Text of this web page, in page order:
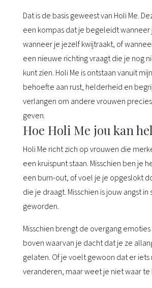
Dat is de basis geweest van Holi Me.
een kompas dat je begeleidt
wanneer je jezelf kwijtraakt, of
een nieuwe richting vraagt die je nog
kunt zien. Holi Me is ontstaan vanuit
behoefte aan rust, helderheid en
verlangen om andere vrouwen
geven.
Hoe Holi Me jou kan
Holi Me richt zich op vrouwen die
een kruispunt staan. Misschien ben je
een burn-out, of voel je je opgeslokt
die je draagt. Misschien is jouw angst
geworden.
Misschien brengt de overgang
boven waarvan je dacht dat je ze
gelaten. Of je voelt gewoon dat er iets
veranderen, maar weet je niet waar te